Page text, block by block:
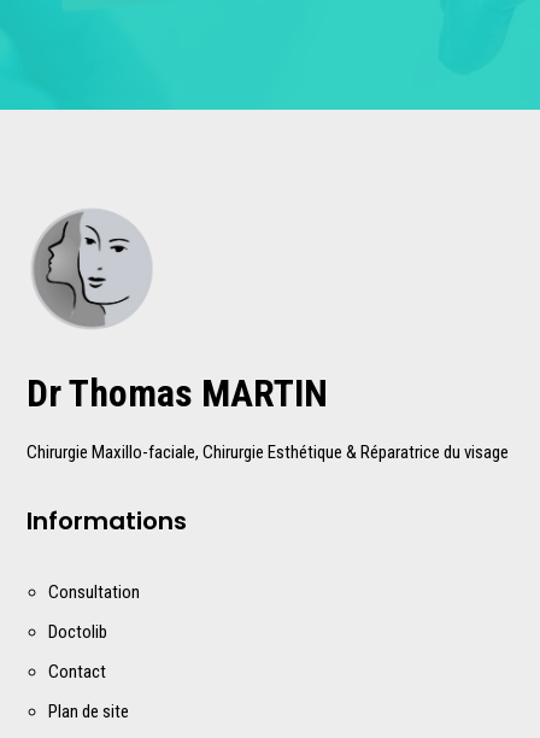
Dr Thomas MARTIN
Chirurgie Maxillo-faciale, Chirurgie Esthétique & Réparatrice du visage
Informations
Consultation
Doctolib
Contact
Plan de site